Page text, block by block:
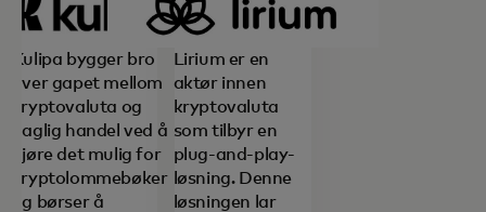
Kulipa bygger bro
over gapet mellom
kryptovaluta og
daglig handel ved å
gjøre det mulig for
kryptolommebøker
og børser å
Lirium er en
aktør innen
kryptovaluta
som tilbyr en
plug-and-play-
løsning. Denne
løsningen lar